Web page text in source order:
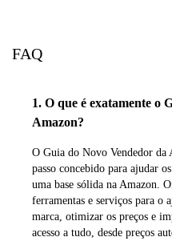
FAQ
1. O que é exatamente o
Amazon?
O Guia do Novo Vendedor da
passo concebido para ajudar
uma base sólida na Amazon.
ferramentas e serviços para o
marca, otimizar os preços e
acesso a tudo, desde preços